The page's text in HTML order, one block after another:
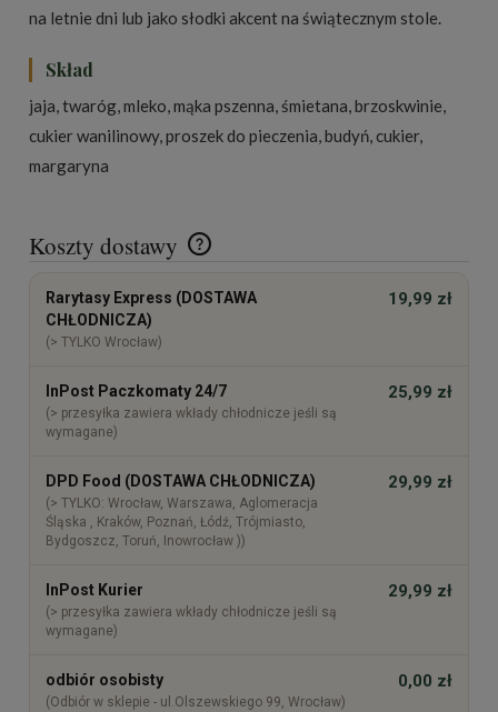
na letnie dni lub jako słodki akcent na świątecznym stole.
Skład
jaja, twaróg, mleko, mąka pszenna, śmietana, brzoskwinie,
cukier wanilinowy, proszek do pieczenia, budyń, cukier,
margaryna
Koszty dostawy
Cena nie zawiera ewentualnych kosztów płatności
Rarytasy Express (DOSTAWA
CHŁODNICZA)
(> TYLKO Wrocław)
19,99 zł
InPost Paczkomaty 24/7
(> przesyłka zawiera wkłady chłodnicze jeśli są
wymagane)
25,99 zł
DPD Food (DOSTAWA CHŁODNICZA)
(> TYLKO: Wrocław, Warszawa, Aglomeracja
Śląska , Kraków, Poznań, Łódź, Trójmiasto,
Bydgoszcz, Toruń, Inowrocław ))
29,99 zł
InPost Kurier
(> przesyłka zawiera wkłady chłodnicze jeśli są
wymagane)
29,99 zł
odbiór osobisty
(Odbiór w sklepie - ul.Olszewskiego 99, Wrocław)
0,00 zł